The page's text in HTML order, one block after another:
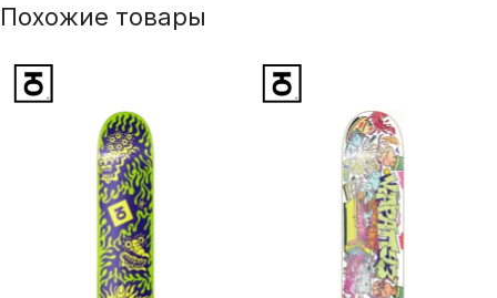
Похожие товары